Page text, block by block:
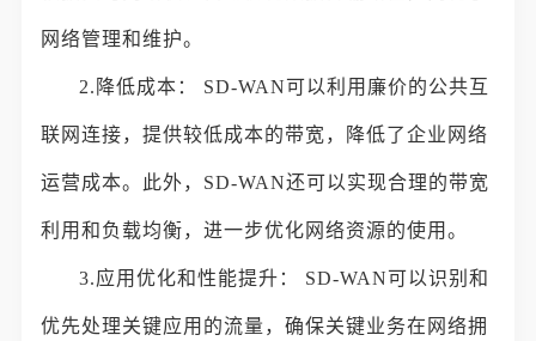
网络管理和维护。
2.降低成本： SD-WAN可以利用廉价的公共互
联网连接，提供较低成本的带宽，降低了企业网络
运营成本。此外，SD-WAN还可以实现合理的带宽
利用和负载均衡，进一步优化网络资源的使用。
3.应用优化和性能提升： SD-WAN可以识别和
优先处理关键应用的流量，确保关键业务在网络拥